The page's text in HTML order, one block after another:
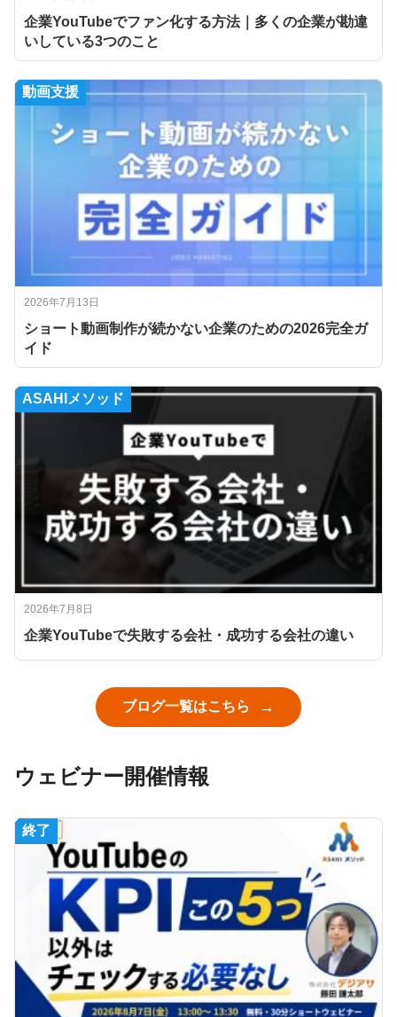
企業YouTubeでファン化する方法｜多くの企業が勘違
いしている3つのこと
動画支援
2026年7月13日
ショート動画制作が続かない企業のための2026完全ガ
イド
ASAHIメソッド
2026年7月8日
企業YouTubeで失敗する会社・成功する会社の違い
ブログ一覧はこちら
ウェビナー開催情報
終了